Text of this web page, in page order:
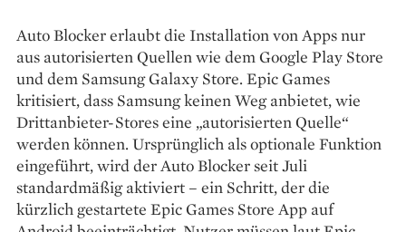
Auto Blocker erlaubt die Installation von Apps nur
aus autorisierten Quellen wie dem Google Play Store
und dem Samsung Galaxy Store. Epic Games
kritisiert, dass Samsung keinen Weg anbietet, wie
Drittanbieter-Stores eine „autorisierten Quelle“
werden können. Ursprünglich als optionale Funktion
eingeführt, wird der Auto Blocker seit Juli
standardmäßig aktiviert – ein Schritt, der die
kürzlich gestartete Epic Games Store App auf